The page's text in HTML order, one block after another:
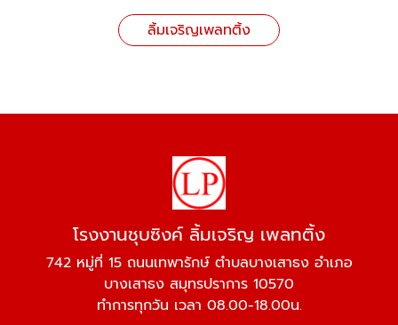
ลิ้มเจริญเพลทติ้ง
โรงงานชุบซิงค์ ลิ้มเจริญ เพลทติ้ง
742 หมู่ที่ 15 ถนนเทพารักษ์ ตำบลบางเสาธง อำเภอ
บางเสาธง สมุทรปราการ 10570
ทำการทุกวัน เวลา 08.00-18.00น.